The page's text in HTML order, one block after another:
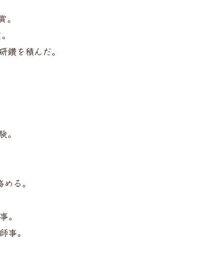
。
。
鑽を積んだ。
。
る。
。
事。